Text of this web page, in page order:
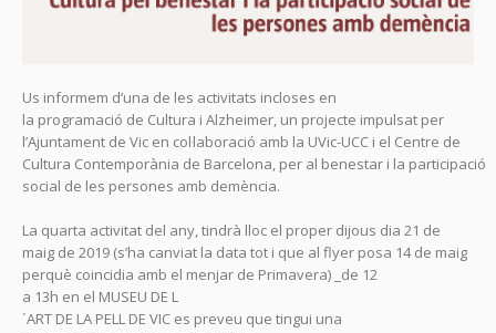
Us informem d’una de les activitats incloses en
la programació de Cultura i Alzheimer, un projecte impulsat per
l’Ajuntament de Vic en col·laboració amb la UVic-UCC i el Centre de
Cultura Contemporània de Barcelona, per al benestar i la participació
social de les persones amb demència.
La quarta activitat del any, tindrà lloc el proper dijous dia 21 de
maig de 2019 (s’ha canviat la data tot i que al flyer posa 14 de maig
perquè coincidia amb el menjar de Primavera) _de 12
a 13h en el MUSEU DE L
´ART DE LA PELL DE VIC es preveu que tingui una